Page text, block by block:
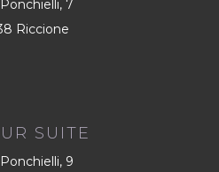
7
Riccione
SUITE
9